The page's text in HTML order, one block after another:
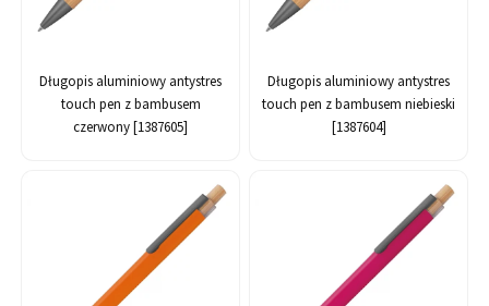
Długopis aluminiowy antystres
touch pen z bambusem
czerwony [1387605]
Długopis aluminiowy antystres
touch pen z bambusem niebieski
[1387604]